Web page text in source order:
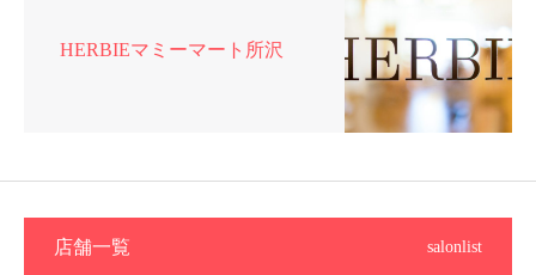
HERBIEマミーマート所沢
店舗一覧 salonlist